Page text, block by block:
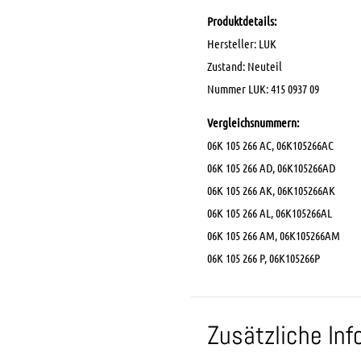
Produktdetails:
Hersteller: LUK
Zustand: Neuteil
Nummer LUK: 415 0937 09
Vergleichsnummern:
06K 105 266 AC, 06K105266AC
06K 105 266 AD, 06K105266AD
06K 105 266 AK, 06K105266AK
06K 105 266 AL, 06K105266AL
06K 105 266 AM, 06K105266AM
06K 105 266 P, 06K105266P
Zusätzliche